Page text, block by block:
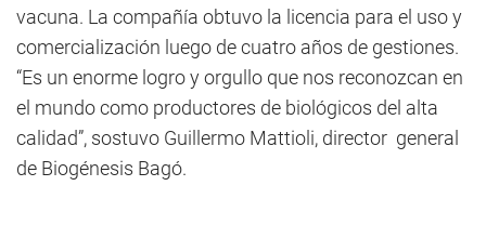
vacuna. La compañía obtuvo la licencia para el uso y
comercialización luego de cuatro años de gestiones.
“Es un enorme logro y orgullo que nos reconozcan en
el mundo como productores de biológicos del alta
calidad”, sostuvo Guillermo Mattioli, director general
de Biogénesis Bagó.